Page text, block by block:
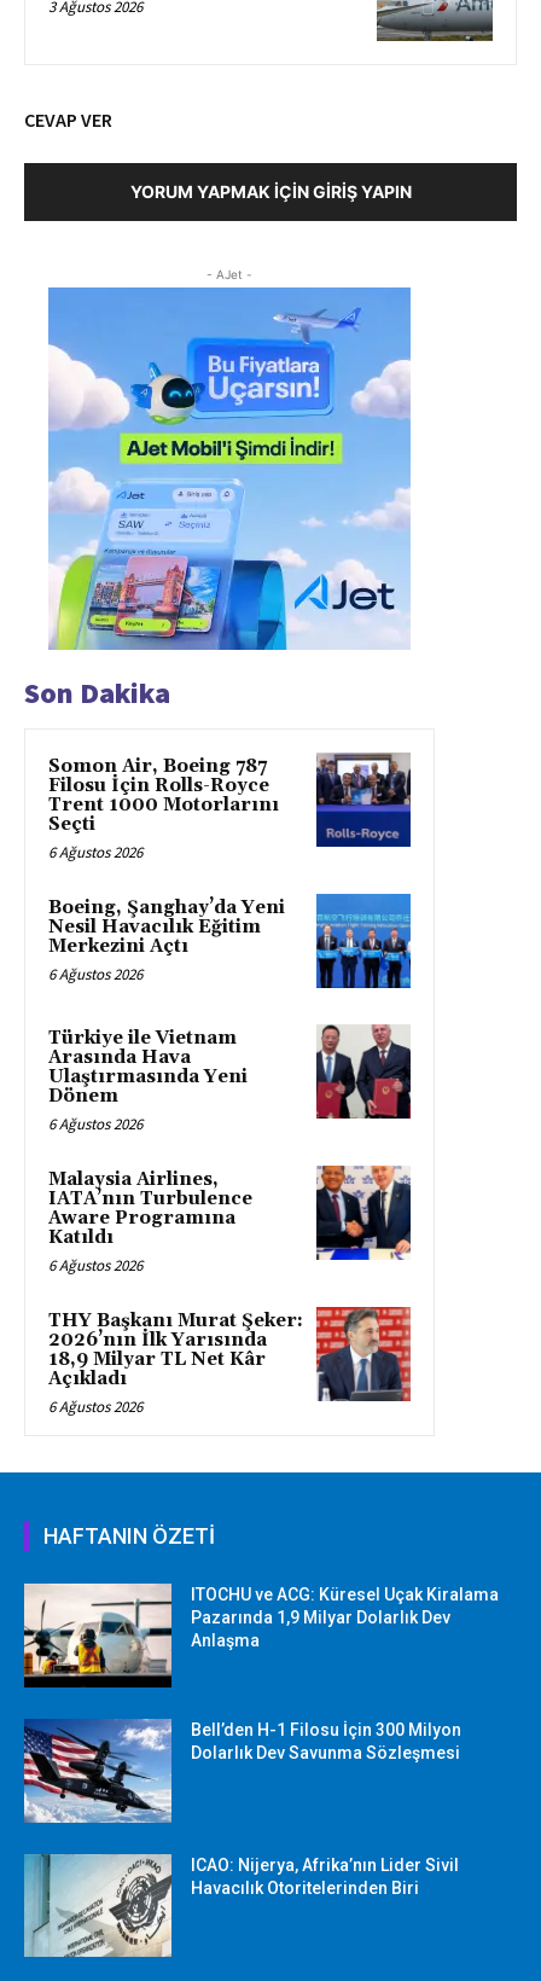
3 Ağustos 2026
CEVAP VER
YORUM YAPMAK İÇIN GIRIŞ YAPIN
- AJet -
Son Dakika
Somon Air, Boeing 787
Filosu İçin Rolls-Royce
Trent 1000 Motorlarını
Seçti
6 Ağustos 2026
Boeing, Şanghay’da Yeni
Nesil Havacılık Eğitim
Merkezini Açtı
6 Ağustos 2026
Türkiye ile Vietnam
Arasında Hava
Ulaştırmasında Yeni
Dönem
6 Ağustos 2026
Malaysia Airlines,
IATA’nın Turbulence
Aware Programına
Katıldı
6 Ağustos 2026
THY Başkanı Murat Şeker:
2026’nın İlk Yarısında
18,9 Milyar TL Net Kâr
Açıkladı
6 Ağustos 2026
HAFTANIN ÖZETİ
ITOCHU ve ACG: Küresel Uçak Kiralama
Pazarında 1,9 Milyar Dolarlık Dev
Anlaşma
Bell’den H-1 Filosu İçin 300 Milyon
Dolarlık Dev Savunma Sözleşmesi
ICAO: Nijerya, Afrika’nın Lider Sivil
Havacılık Otoritelerinden Biri